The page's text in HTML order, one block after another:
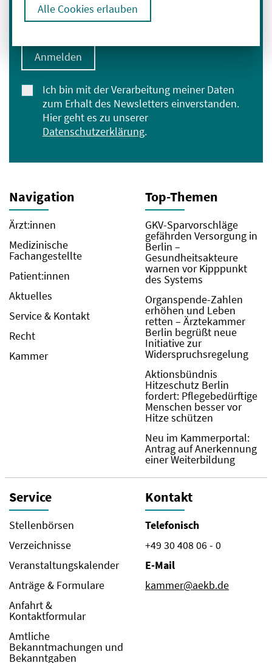
Alle Cookies erlauben
E-Mail-Adresse eingeben
Ich bin mit der Verarbeitung meiner Daten
zum Erhalt des Newsletters einverstanden.
Hier geht es zu unserer
Datenschutzerklärung.
Anmelden
Navigation
Ärzt:innen
Medizinische
Fachangestellte
Patient:innen
Aktuelles
Service & Kontakt
Recht
Kammer
Top-Themen
GKV-Sparvorschläge
gefährden Versorgung in
Berlin –
Gesundheitsakteure
warnen vor Kipppunkt
des Systems
Organspende-Zahlen
erhöhen und Leben
retten – Ärztekammer
Berlin begrüßt neue
Initiative zur
Widerspruchsregelung
Aktionsbündnis
Hitzeschutz Berlin
fordert: Pflegebedürftige
Menschen besser vor
Hitze schützen
Neu im Kammerportal:
Antrag auf Anerkennung
einer Weiterbildung
Service
Stellenbörsen
Verzeichnisse
Veranstaltungskalender
Anträge & Formulare
Anfahrt &
Kontaktformular
Amtliche
Bekanntmachungen und
Bekanntgaben
Kontakt
Telefonisch
+49 30 408 06 - 0
E-Mail
kammer@aekb.de